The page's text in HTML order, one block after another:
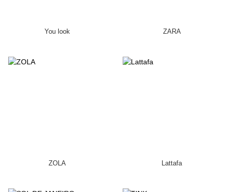
You look ZARA
ZOLA Lattafa